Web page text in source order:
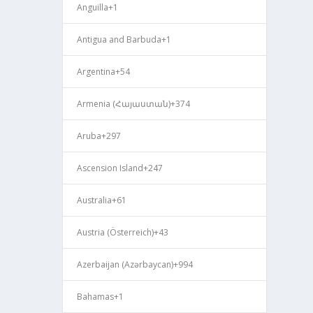
Anguilla+1
Antigua and Barbuda+1
Argentina+54
Armenia (Հայաստան)+374
Aruba+297
Ascension Island+247
Australia+61
Austria (Österreich)+43
Azerbaijan (Azərbaycan)+994
Bahamas+1